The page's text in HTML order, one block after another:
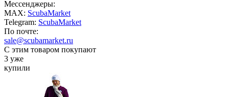
Мессенджеры:
MAX: ScubaMarket
Telegram: ScubaMarket
По почте:
sale@scubamarket.ru
С этим товаром покупают
3 уже
купили